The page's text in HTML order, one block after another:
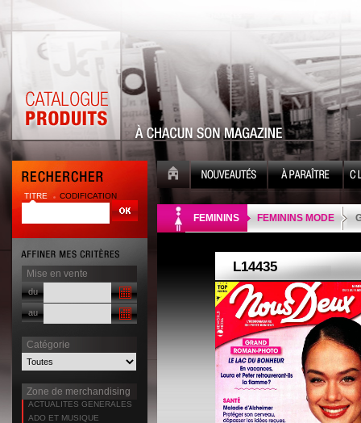
TITRE CODIFICATION
Mise en vente
du
au
Catégorie
Zone de merchandising
ACTUALITES GENERALES
ADO ET MUSIQUE
FEMININS FEMININS MODE